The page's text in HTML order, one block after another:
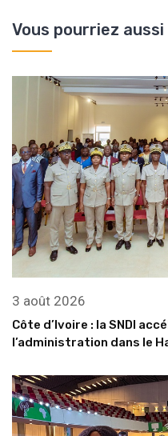
Vous pourriez
3 août 2026
Côte d’Ivoire : la SNDI
l’administration dans le